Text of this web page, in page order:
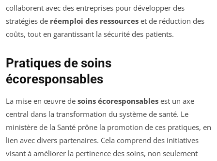
collaborent avec des entreprises pour développer des
stratégies de réemploi des ressources et de réduction des
coûts, tout en garantissant la sécurité des patients.
Pratiques de soins
écoresponsables
La mise en œuvre de soins écoresponsables est un axe
central dans la transformation du système de santé. Le
ministère de la Santé prône la promotion de ces pratiques, en
lien avec divers partenaires. Cela comprend des initiatives
visant à améliorer la pertinence des soins, non seulement